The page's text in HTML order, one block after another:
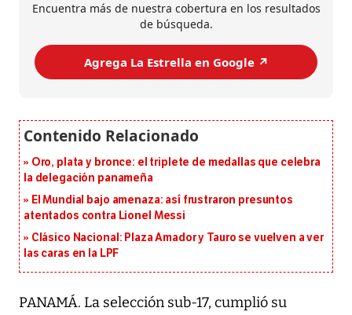
Encuentra más de nuestra cobertura en los resultados
de búsqueda.
Agrega La Estrella en Google ↗️
Oro, plata y bronce: el triplete de medallas que celebra
la delegación panameña
El Mundial bajo amenaza: así frustraron presuntos
atentados contra Lionel Messi
Clásico Nacional: Plaza Amador y Tauro se vuelven a ver
las caras en la LPF
PANAMÁ. La selección sub-17, cumplió su